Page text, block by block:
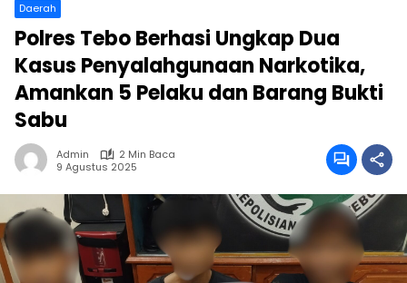
Daerah
Polres Tebo Berhasi Ungkap Dua
Kasus Penyalahgunaan Narkotika,
Amankan 5 Pelaku dan Barang Bukti
Sabu
Admin
2 Min Baca
9 Agustus 2025